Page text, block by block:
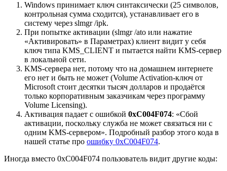
Windows принимает ключ синтаксически (25 символов,
контрольная сумма сходится), устанавливает его в
систему через slmgr /ipk.
При попытке активации (slmgr /ato или нажатие
«Активировать» в Параметрах) клиент видит у себя
ключ типа KMS_CLIENT и пытается найти KMS-сервер
в локальной сети.
KMS-сервера нет, потому что на домашнем интернете
его нет и быть не может (Volume Activation-ключ от
Microsoft стоит десятки тысяч долларов и продаётся
только корпоративным заказчикам через программу
Volume Licensing).
Активация падает с ошибкой 0xC004F074: «Сбой
активации, поскольку служба не может связаться ни с
одним KMS-сервером». Подробный разбор этого кода в
нашей статье про ошибку 0xC004F074.
Иногда вместо 0xC004F074 пользователь видит другие коды: